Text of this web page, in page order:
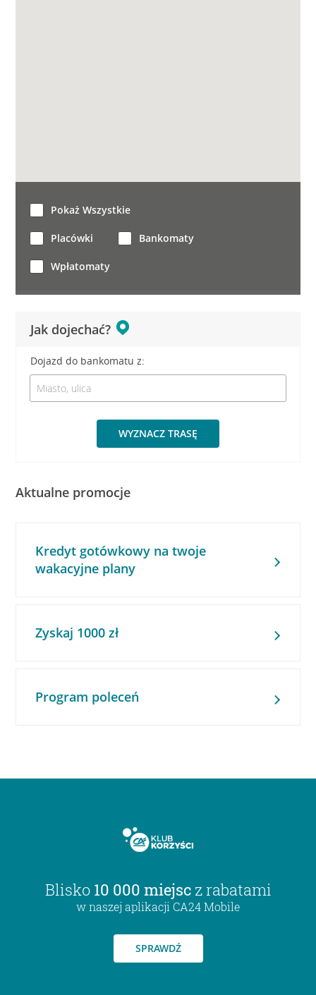
Jak dojechać?
Dojazd do bankomatu z:
WYZNACZ TRASĘ
Pokaż Wszystkie
Placówki Bankomaty
Wpłatomaty
Aktualne promocje
Kredyt gotówkowy na twoje
wakacyjne plany
Zyskaj 1000 zł
Program poleceń
Blisko 10 000 miejsc z rabatami
w naszej aplikacji CA24 Mobile
SPRAWDŹ